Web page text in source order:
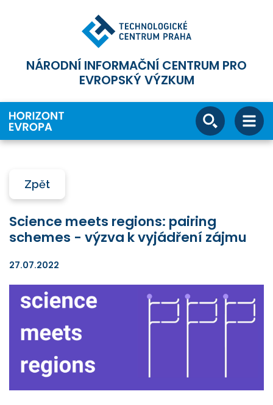
NÁRODNÍ INFORMAČNÍ CENTRUM PRO
EVROPSKÝ VÝZKUM
Zpět
Science meets regions: pairing
schemes - výzva k vyjádření zájmu
27.07.2022